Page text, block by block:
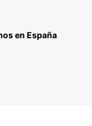
en España